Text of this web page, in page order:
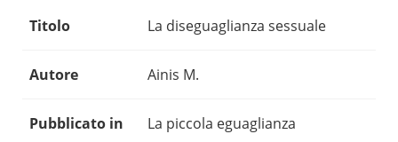
Titolo La diseguaglianza sessuale
Autore Ainis M.
Pubblicato in La piccola eguaglianza